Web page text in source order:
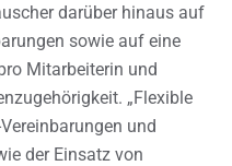
darüber hinaus auf
sowie auf eine
Mitarbeiterin und
„Flexible
und
der Einsatz von